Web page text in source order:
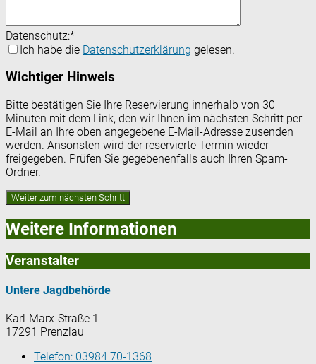
Datenschutz:*
Ich habe die Datenschutzerklärung gelesen.
Wichtiger Hinweis
Bitte bestätigen Sie Ihre Reservierung innerhalb von 30
Minuten mit dem Link, den wir Ihnen im nächsten Schritt per
E-Mail an Ihre oben angegebene E-Mail-Adresse zusenden
werden. Ansonsten wird der reservierte Termin wieder
freigegeben. Prüfen Sie gegebenenfalls auch Ihren Spam-
Ordner.
Weitere Informationen
Veranstalter
Untere Jagdbehörde
Karl-Marx-Straße 1
17291 Prenzlau
Telefon: 03984 70-1368